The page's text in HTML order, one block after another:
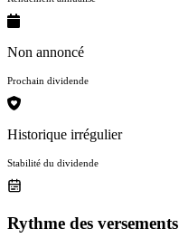
Non annoncé
Prochain dividende
Historique irrégulier
Stabilité du dividende
Rythme des versements